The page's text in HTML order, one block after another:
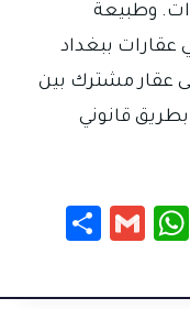
وطبيعة
عقارات ببغداد
عقار مشترك بين
بطريق قانوني
Te
W
at
G
ail
ar